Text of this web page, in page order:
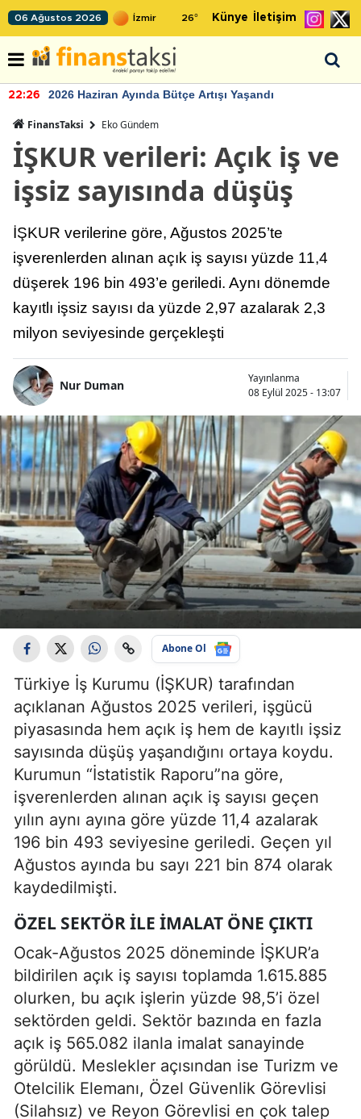
06 Ağustos 2026 26° Künye İletişim
22:26 2026 Haziran Ayında Bütçe Artışı Yaşandı
FinansTaksi Eko Gündem
İŞKUR verileri: Açık iş ve
işsiz sayısında düşüş
İŞKUR verilerine göre, Ağustos 2025’te
işverenlerden alınan açık iş sayısı yüzde 11,4
düşerek 196 bin 493’e geriledi. Aynı dönemde
kayıtlı işsiz sayısı da yüzde 2,97 azalarak 2,3
milyon seviyesinde gerçekleşti
Nur Duman
Yayınlanma
08 Eylül 2025 - 13:07
Abone Ol
Türkiye İş Kurumu (İŞKUR) tarafından
açıklanan Ağustos 2025 verileri, işgücü
piyasasında hem açık iş hem de kayıtlı işsiz
sayısında düşüş yaşandığını ortaya koydu.
Kurumun “İstatistik Raporu”na göre,
işverenlerden alınan açık iş sayısı geçen
yılın aynı ayına göre yüzde 11,4 azalarak
196 bin 493 seviyesine geriledi. Geçen yıl
Ağustos ayında bu sayı 221 bin 874 olarak
kaydedilmişti.
ÖZEL SEKTÖR İLE İMALAT ÖNE ÇIKTI
Ocak-Ağustos 2025 döneminde İŞKUR’a
bildirilen açık iş sayısı toplamda 1.615.885
olurken, bu açık işlerin yüzde 98,5’i özel
sektörden geldi. Sektör bazında en fazla
açık iş 565.082 ilanla imalat sanayinde
görüldü. Meslekler açısından ise Turizm ve
Otelcilik Elemanı, Özel Güvenlik Görevlisi
(Silahsız) ve Reyon Görevlisi en çok talep